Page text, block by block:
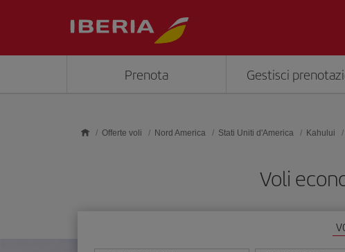
Prenota Gestisci
Offerte voli Nord America Stati Uniti d'America Kahului
Voli